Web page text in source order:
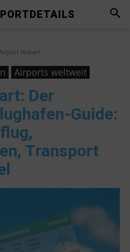
Hobart
Airports weltweit
: Der
Guide:
Transport